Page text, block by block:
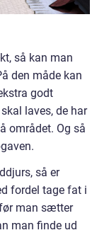
så kan man
den måde kan
godt
laves, de har
området. Og så
så er
fordel tage fat i
man sætter
man finde ud